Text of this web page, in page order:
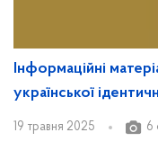
Інформаційні
української
19 травня 2025 6